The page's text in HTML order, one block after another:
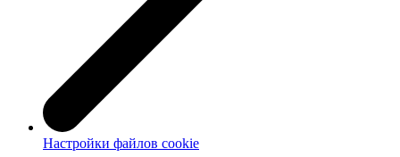
Настройки файлов cookie